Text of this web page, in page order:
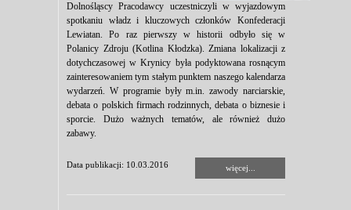
Dolnośląscy Pracodawcy uczestniczyli w wyjazdowym
spotkaniu władz i kluczowych członków Konfederacji
Lewiatan. Po raz pierwszy w historii odbyło się w
Polanicy Zdroju (Kotlina Kłodzka). Zmiana lokalizacji z
dotychczasowej w Krynicy była podyktowana rosnącym
zainteresowaniem tym stałym punktem naszego kalendarza
wydarzeń. W programie były m.in. zawody narciarskie,
debata o polskich firmach rodzinnych, debata o biznesie i
sporcie. Dużo ważnych tematów, ale również dużo
zabawy.
Data publikacji: 10.03.2016 więcej...